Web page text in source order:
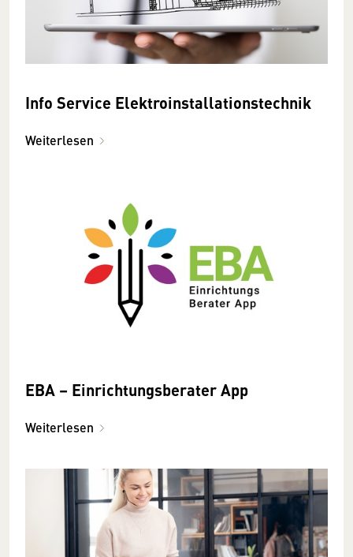
Info Service Elektroinstallationstechnik
Weiterlesen
EBA – Einrichtungsberater App
Weiterlesen